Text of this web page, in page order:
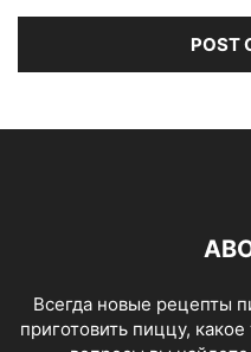
Всегда новые рецепты
приготовить пиццу,